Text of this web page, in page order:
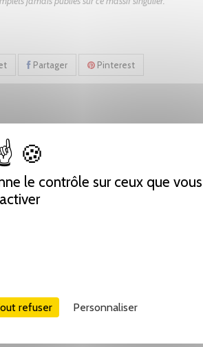
le contrôle sur ceux que
activer
refuser Personnaliser
Partager Pinterest